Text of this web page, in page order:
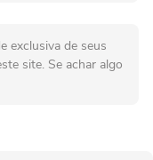
exclusiva de seus
site. Se achar algo